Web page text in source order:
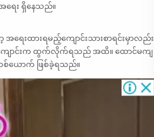
ေး ရှိနေသည်။
ေးထားရမည့်ကျောင်းသားစာရင်းမှာလည်း
ောင်းက ထွက်လိုက်ရသည် အထိ။ ထောင်မကျ
ယောက် ဖြစ်ခဲ့ရသည်။